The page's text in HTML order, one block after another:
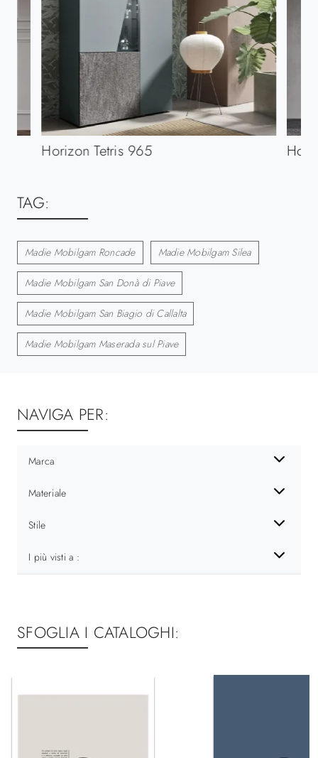
Horizon Tetris 965
TAG:
Madie Mobilgam Roncade Madie Mobilgam Silea
Madie Mobilgam San Donà di Piave
Madie Mobilgam San Biagio di Callalta
Madie Mobilgam Maserada sul Piave
NAVIGA PER:
Marca
Materiale
Stile
I più visti a :
SFOGLIA I CATALOGHI: